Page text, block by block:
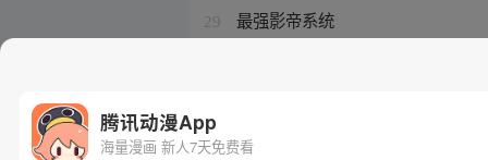
29 最强影帝系统
腾讯动漫App
海量漫画 新人7天免费看